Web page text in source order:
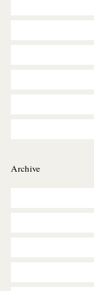
Archive